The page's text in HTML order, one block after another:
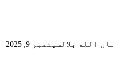
الله بلال سپتمبر 9, 2025